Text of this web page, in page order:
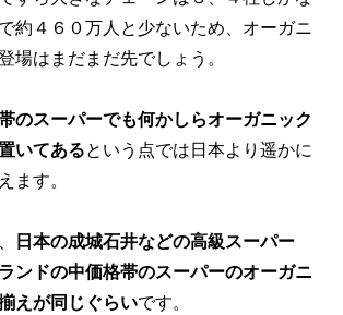
約４６０万人と少ないため、オーガニ
場はまだまだ先でしょう。
のスーパーでも何かしらオーガニック
いてあるという点では日本より遥かに
ます。
日本の成城石井などの高級スーパー
ンドの中価格帯のスーパーのオーガニ
えが同じぐらいです。